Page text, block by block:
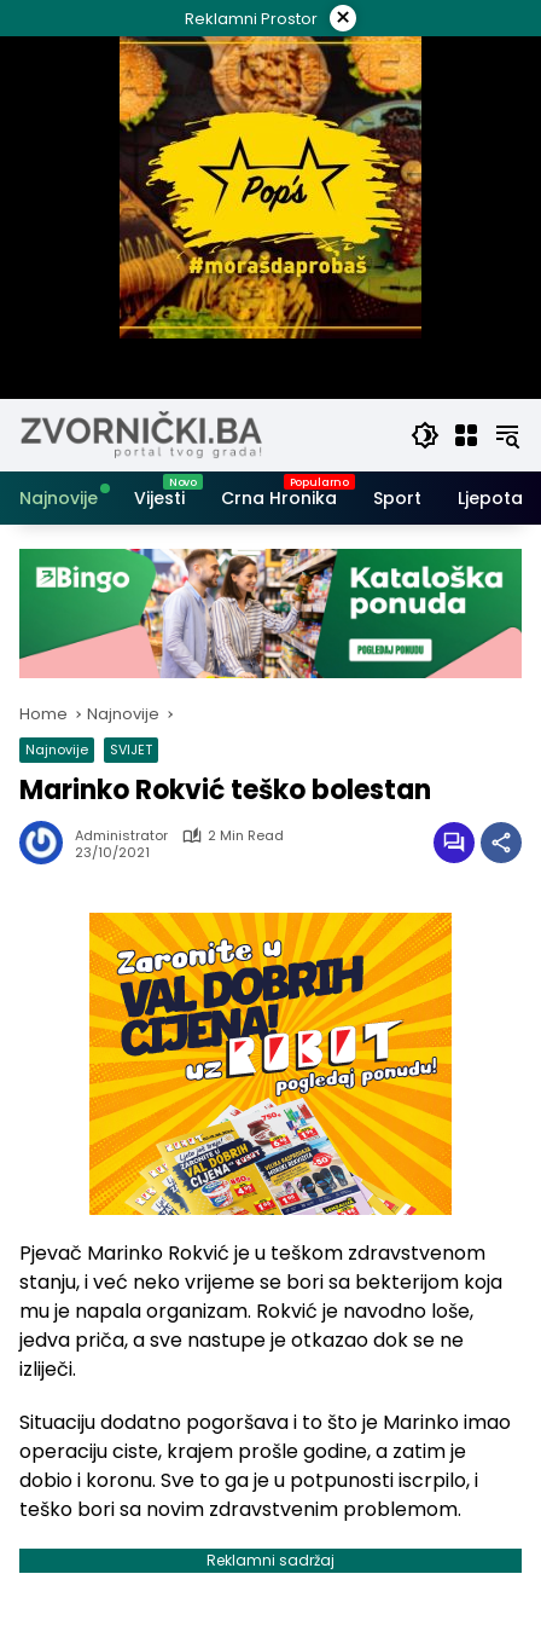
to
Reklamni Prostor ×
Najnovije Vijesti Crna Hronika Sport Ljepota i
Home Najnovije
Najnovije SVIJET
Marinko Rokvić teško bolestan
Administrator
2 Min Read
23/10/2021
Pjevač Marinko Rokvić je u teškom zdravstvenom
stanju, i već neko vrijeme se bori sa bekterijom koja
mu je napala organizam. Rokvić je navodno loše,
jedva priča, a sve nastupe je otkazao dok se ne
izliječi.
Situaciju dodatno pogoršava i to što je Marinko imao
operaciju ciste, krajem prošle godine, a zatim je
dobio i koronu. Sve to ga je u potpunosti iscrpilo, i
teško bori sa novim zdravstvenim problemom.
Reklamni sadržaj